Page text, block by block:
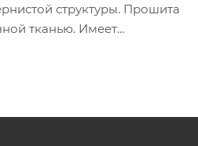
структуры. Прошита
тканью. Имеет